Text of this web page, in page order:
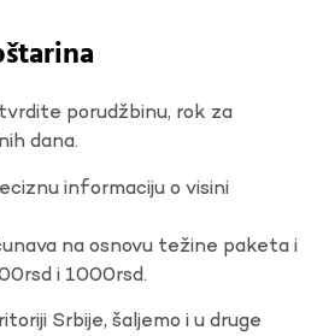
porudžbinu, rok za
dana.
informaciju o visini
na osnovu težine paketa i
i 1000rsd.
Srbije, šaljemo i u druge